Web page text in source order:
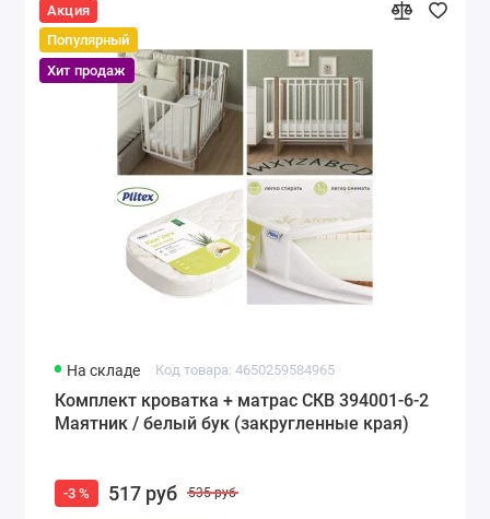
Акция
Популярный
Хит продаж
На складе Код товара: 4650259584965
Комплект кроватка + матрас СКВ 394001-6-2
Маятник / белый бук (закругленные края)
-3 % 517 руб 535 руб